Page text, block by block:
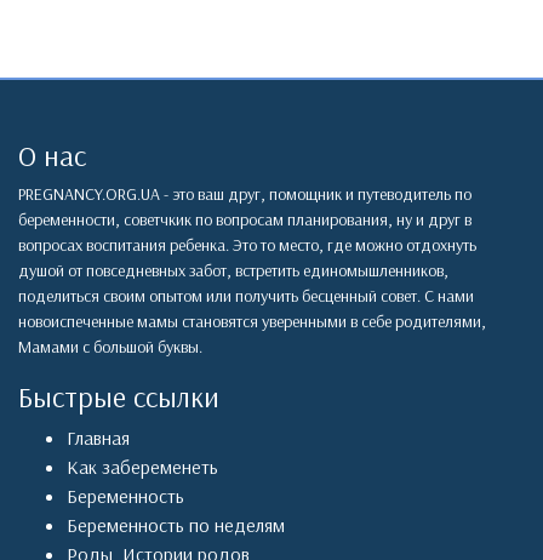
О нас
PREGNANCY.ORG.UA - это ваш друг, помощник и путеводитель по
беременности, советчкик по вопросам планирования, ну и друг в
вопросах воспитания ребенка. Это то место, где можно отдохнуть
душой от повседневных забот, встретить единомышленников,
поделиться своим опытом или получить бесценный совет. С нами
новоиспеченные мамы становятся уверенными в себе родителями,
Мамами с большой буквы.
Быстрые ссылки
Главная
Как забеременеть
Беременность
Беременность по неделям
Роды Истории родов